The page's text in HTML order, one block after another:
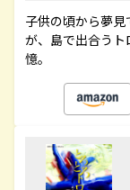
子供の頃から夢
が、島で出合う
憶。